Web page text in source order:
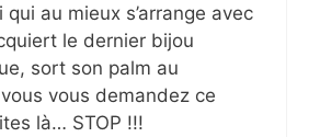
qui au mieux s’arrange avec
le dernier bijou
sort son palm au
vous demandez ce
là… STOP !!!